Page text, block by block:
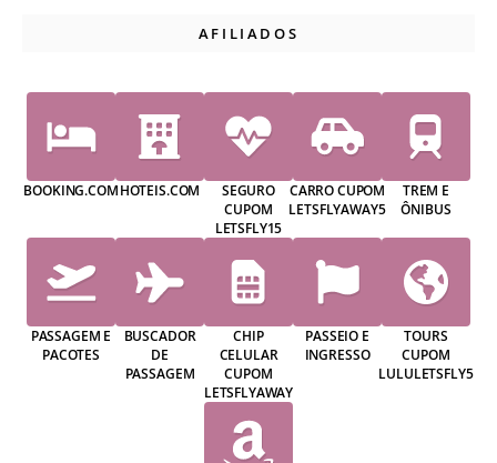
AFILIADOS
BOOKING.COMHOTEIS.COM
SEGURO
CUPOM
LETSFLY15
CARRO CUPOM
LETSFLYAWAY5
TREM E
ÔNIBUS
PASSAGEM E
PACOTES
BUSCADOR
DE
PASSAGEM
CHIP
CELULAR
CUPOM
LETSFLYAWAY
PASSEIO E
INGRESSO
TOURS
CUPOM
LULULETSFLY5